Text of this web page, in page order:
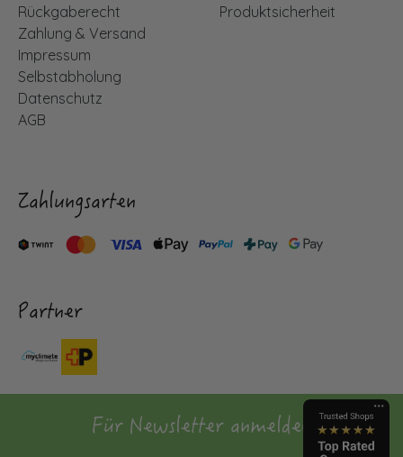
Rückgaberecht
Zahlung & Versand
Impressum
Selbstabholung
Datenschutz
AGB
Produktsicherheit
Zahlungsarten
Partner
Für Newsletter anmelden